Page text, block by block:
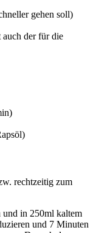
gehen soll)
auch der für die
rechtzeitig zum
und in 250ml kaltem
und 7 Minuten